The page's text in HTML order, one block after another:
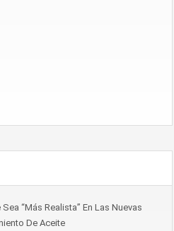
“más Realista” En Las Nuevas
De Aceite